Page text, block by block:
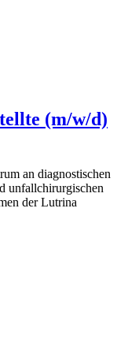
(m/w/d)
an diagnostischen
unfallchirurgischen
der Lutrina